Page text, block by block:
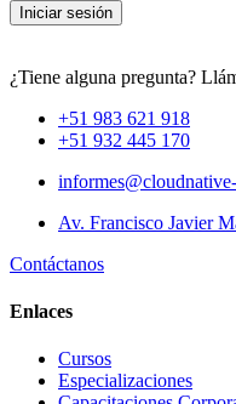
Iniciar sesión
¿Tiene alguna pregunta?
+51 983 621 918
+51 932 445 170
Av. Francisco Javier
Contáctanos
Enlaces
Cursos
Especializaciones